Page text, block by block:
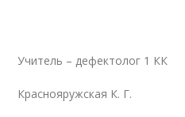
Учитель – дефектолог 1 КК
Краснояружская К. Г.